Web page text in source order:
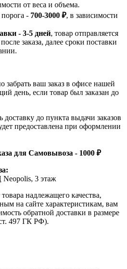
от веса и объема.
- 700-3000 ₽, в зависимости
- 3-5 дней, товар отправляется
заказа, далее сроки поставки
забрать ваш заказ в офисе нашей
день, если товар был заказан до
доставку до пункта выдачи заказов
предоставлена при оформлении
для Самовывоза - 1000 ₽
3 этаж
надлежащего качества,
на сайте характеристикам, вам
обратной доставки в размере
497 ГК РФ).